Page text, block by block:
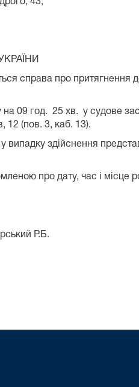
справа про притягнення до
год. 25 хв. у судове
12 (пов. 3, каб. 13).
у випадку здійснення
про дату, час і місце
Р.Б.